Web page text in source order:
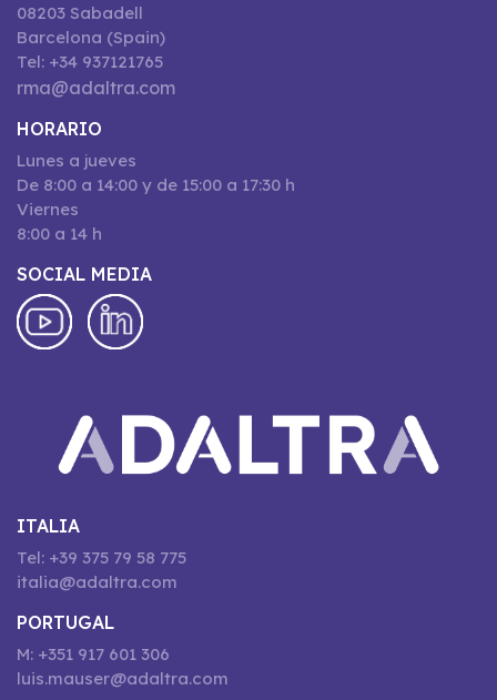
08203 Sabadell
Barcelona (Spain)
Tel: +34 937121765
rma@adaltra.com
HORARIO
Lunes a jueves
De 8:00 a 14:00 y de 15:00 a 17:30 h
Viernes
8:00 a 14 h
SOCIAL MEDIA
ITALIA
Tel: +39 375 79 58 775
italia@adaltra.com
PORTUGAL
M: +351 917 601 306
luis.mauser@adaltra.com